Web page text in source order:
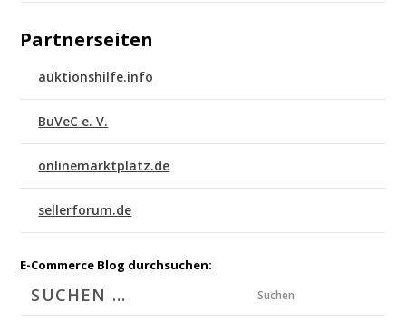
Partnerseiten
auktionshilfe.info
BuVeC e. V.
onlinemarktplatz.de
sellerforum.de
E-Commerce Blog durchsuchen:
Suchen